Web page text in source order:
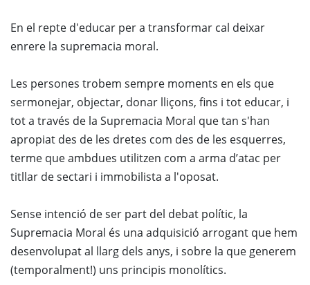
En el repte d'educar per a transformar cal deixar
enrere la supremacia moral.
Les persones trobem sempre moments en els que
sermonejar, objectar, donar lliçons, fins i tot educar, i
tot a través de la Supremacia Moral que tan s'han
apropiat des de les dretes com des de les esquerres,
terme que ambdues utilitzen com a arma d’atac per
titllar de sectari i immobilista a l'oposat.
Sense intenció de ser part del debat polític, la
Supremacia Moral és una adquisició arrogant que hem
desenvolupat al llarg dels anys, i sobre la que generem
(temporalment!) uns principis monolítics.